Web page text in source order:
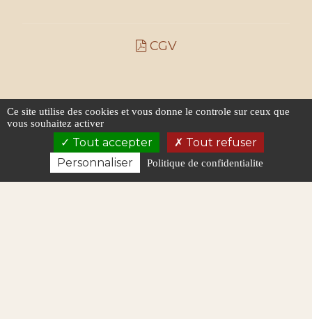
CGV
Ce site utilise des cookies et vous donne le controle sur ceux que
vous souhaitez activer
Tout accepter
Tout refuser
Personnaliser
Politique de confidentialite